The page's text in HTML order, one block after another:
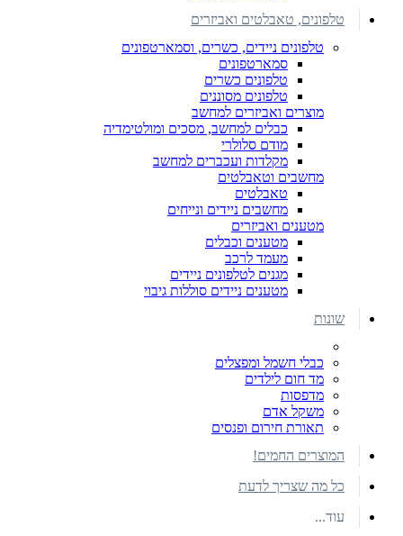
טלפונים, טאבלטים ואביזרים
טלפונים ניידים, כשרים, וסמארטפונים
סמארטפונים
טלפונים כשרים
טלפונים מסוננים
מוצרים ואביזרים למחשב
כבלים למחשב, מסכים ומולטימדיה
מודם סלולרי
מקלדות ועכברים למחשב
מחשבים וטאבלטים
טאבלטים
מחשבים ניידים ונייחים
מטענים ואביזרים
מטענים וכבלים
מעמד לרכב
מגנים לטלפונים ניידים
מטענים ניידים סוללות גיבוי
שונות
כבלי חשמל ומפצלים
מד חום לילדים
מדפסות
משקל אדם
תאורת חירום ופנסים
המוצרים החמים!
כל מה שצריך לדעת
עוד...